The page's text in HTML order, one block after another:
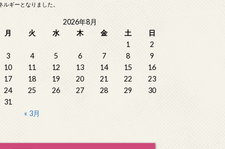
ギーとなりました。
2026年8月
月
火 水 木 金 土 日
« 3月
1
2
3
4 5 6 7 8
9
10
11 12 13 14 15
16
17
18 19 20 21 22
23
24
25 26 27 28 29
30
31